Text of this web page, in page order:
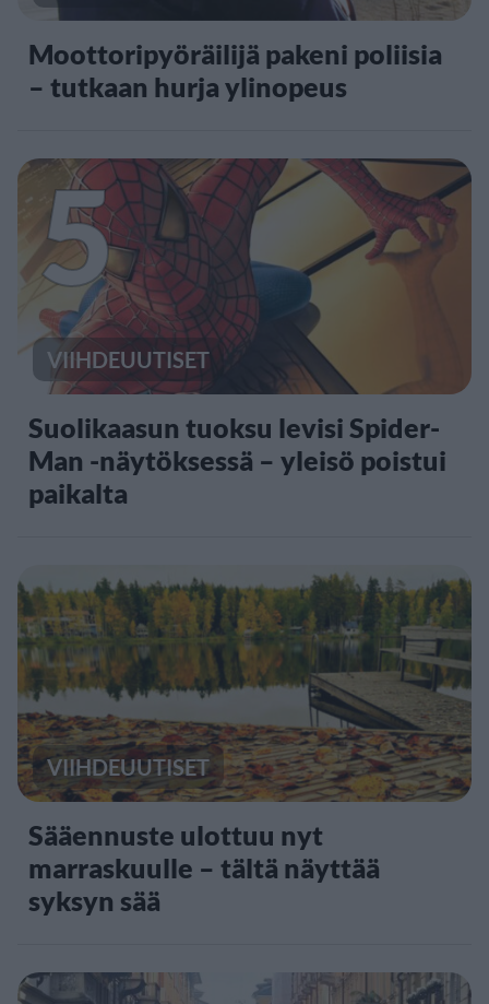
Moottoripyöräilijä pakeni poliisia
– tutkaan hurja ylinopeus
5
VIIHDEUUTISET
Suolikaasun tuoksu levisi Spider-
Man -näytöksessä – yleisö poistui
paikalta
VIIHDEUUTISET
Sääennuste ulottuu nyt
marraskuulle – tältä näyttää
syksyn sää